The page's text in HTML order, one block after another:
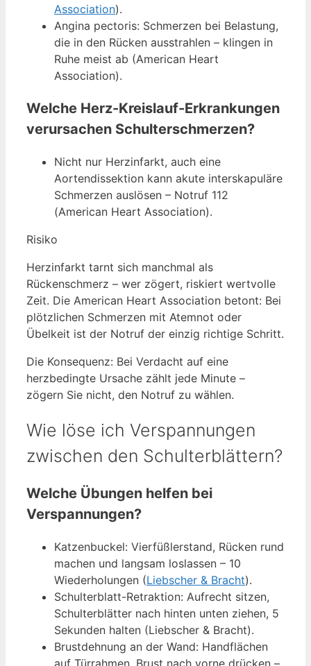
Association).
Angina pectoris: Schmerzen bei Belastung,
die in den Rücken ausstrahlen – klingen in
Ruhe meist ab (American Heart
Association).
Welche Herz-Kreislauf-Erkrankungen
verursachen Schulterschmerzen?
Nicht nur Herzinfarkt, auch eine
Aortendissektion kann akute interskapuläre
Schmerzen auslösen – Notruf 112
(American Heart Association).
Risiko
Herzinfarkt tarnt sich manchmal als
Rückenschmerz – wer zögert, riskiert wertvolle
Zeit. Die American Heart Association betont: Bei
plötzlichen Schmerzen mit Atemnot oder
Übelkeit ist der Notruf der einzig richtige Schritt.
Die Konsequenz: Bei Verdacht auf eine
herzbedingte Ursache zählt jede Minute –
zögern Sie nicht, den Notruf zu wählen.
Wie löse ich Verspannungen
zwischen den Schulterblättern?
Welche Übungen helfen bei
Verspannungen?
Katzenbuckel: Vierfüßlerstand, Rücken rund
machen und langsam loslassen – 10
Wiederholungen (Liebscher & Bracht).
Schulterblatt-Retraktion: Aufrecht sitzen,
Schulterblätter nach hinten unten ziehen, 5
Sekunden halten (Liebscher & Bracht).
Brustdehnung an der Wand: Handflächen